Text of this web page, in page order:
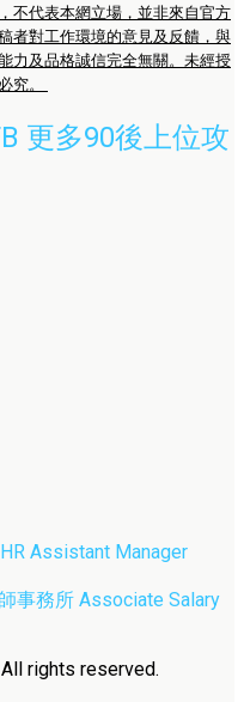
不代表本網立場，並非來自官方
者對工作環境的意見及反饋，與
力及品格誠信完全無關。未經授
究。
更多90後上位攻
Assistant Manager
事務所 Associate Salary
rights reserved.